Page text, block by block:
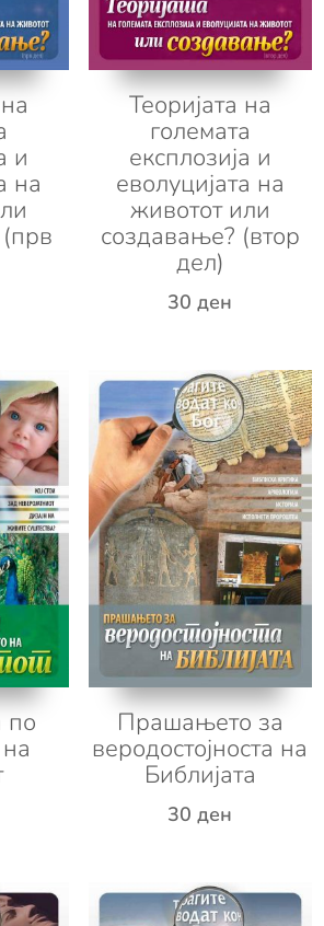
и
на
Теоријата на
големата
експлозија и
еволуцијата на
животот или
создавање? (втор
дел)
30ден
по
Прашањето за
веродостојноста на
Библијата
30ден